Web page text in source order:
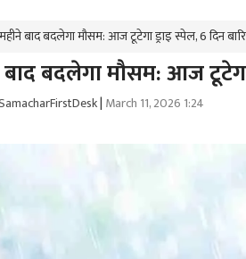
बाद बदलेगा मौसम: आज टूटेगा ड्राइ स्पेल, 6 दिन
बदलेगा मौसम: आज
| March 11, 2026 1:24